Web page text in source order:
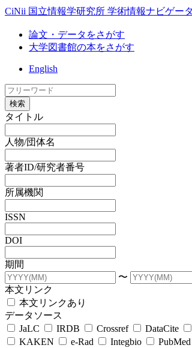
CiNii 国立情報学研究所 学術情報ナビゲー
論文・データをさがす
大学図書館の本をさがす
English
検索
タイトル
人物/団体名
著者ID/研究者番号
所属機関
ISSN
DOI
期間
〜
本文リンク
本文リンクあり
データソース
JaLC
IRDB Crossref DataCite
KAKEN
e-Rad Integbio PubMed